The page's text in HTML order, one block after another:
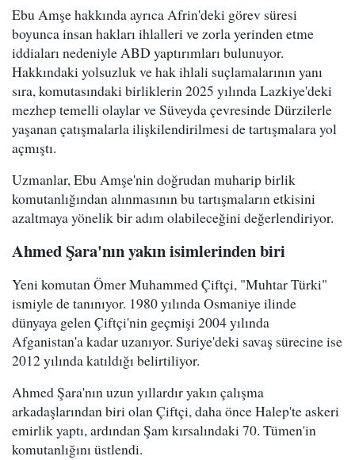
Ebu Amşe hakkında ayrıca Afrin'deki görev süresi
boyunca insan hakları ihlalleri ve zorla yerinden etme
iddiaları nedeniyle ABD yaptırımları bulunuyor.
Hakkındaki yolsuzluk ve hak ihlali suçlamalarının yanı
sıra, komutasındaki birliklerin 2025 yılında Lazkiye'deki
mezhep temelli olaylar ve Süveyda çevresinde Dürzilerle
yaşanan çatışmalarla ilişkilendirilmesi de tartışmalara yol
açmıştı.
Uzmanlar, Ebu Amşe'nin doğrudan muharip birlik
komutanlığından alınmasının bu tartışmaların etkisini
azaltmaya yönelik bir adım olabileceğini değerlendiriyor.
Ahmed Şara'nın yakın isimlerinden biri
Yeni komutan Ömer Muhammed Çiftçi, "Muhtar Türki"
ismiyle de tanınıyor. 1980 yılında Osmaniye ilinde
dünyaya gelen Çiftçi'nin geçmişi 2004 yılında
Afganistan'a kadar uzanıyor. Suriye'deki savaş sürecine ise
2012 yılında katıldığı belirtiliyor.
Ahmed Şara'nın uzun yıllardır yakın çalışma
arkadaşlarından biri olan Çiftçi, daha önce Halep'te askeri
emirlik yaptı, ardından Şam kırsalındaki 70. Tümen'in
komutanlığını üstlendi.